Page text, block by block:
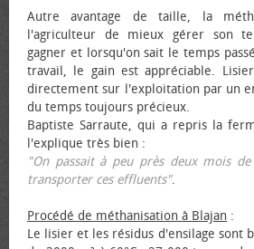
Autre avantage de taille, la
l'agriculteur de mieux gérer son
gagner et lorsqu'on sait le temps
travail, le gain est appréciable.
directement sur l'exploitation par un
du temps toujours précieux.
Baptiste Sarraute, qui a repris la
l'explique très bien :
"On passait à peu près deux mois
transporter ces effluents".
Procédé de méthanisation à Blajan :
Le lisier et les résidus d'ensilage sont